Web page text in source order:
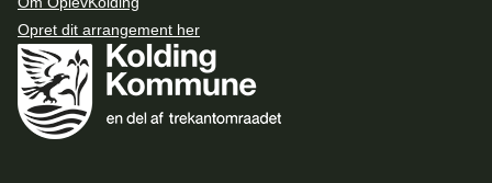
Opret dit arrangement her